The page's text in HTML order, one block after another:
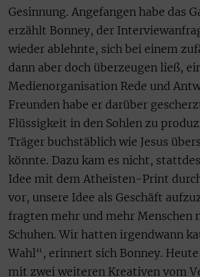
Gesinnung. Angefangen habe das
erzählt Bonney, der
wieder ablehnte, sich bei einem
dann aber doch überzeugen ließ,
Medienorganisation Rede und
Freunden habe er darüber
Flüssigkeit in den Sohlen zu
Träger buchstäblich wie Jesus
könnte. Dazu kam es nicht,
Idee mit dem Atheisten-Print
vor, unsere Idee als Geschäft
fragten mehr und mehr Menschen
Schuhen. Wir hatten irgendwann
Wahl“, erinnert sich Bonney.
mit zwei weiteren Kreativen vom